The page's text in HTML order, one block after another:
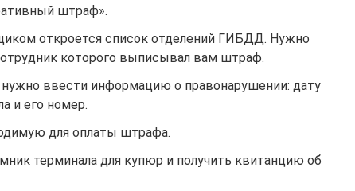
штраф».
откроется список отделений ГИБДД. Нужно
которого выписывал вам штраф.
ввести информацию о правонарушении: дату
и его номер.
для оплаты штрафа.
терминала для купюр и получить квитанцию об